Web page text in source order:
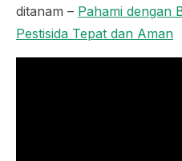
ditanam – Pahami dengan
Pestisida Tepat dan Aman